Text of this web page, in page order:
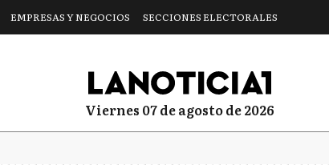
EMPRESAS Y NEGOCIOS SECCIONES ELECTORALES
viernes 07 de agosto de 2026